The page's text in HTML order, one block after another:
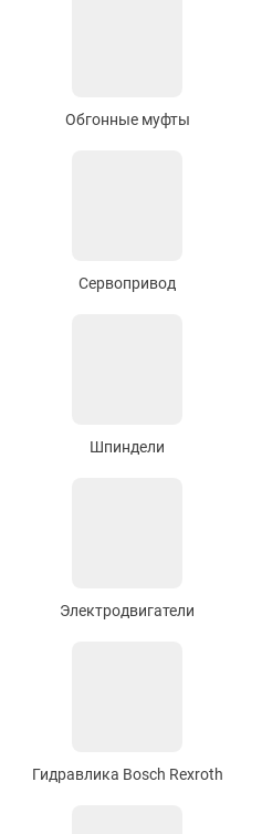
Обгонные муфты
Сервопривод
Шпиндели
Электродвигатели
Гидравлика Bosch Rexroth